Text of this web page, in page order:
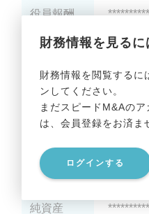
財務情報を見るに
財務情報を閲覧するに
ンしてください。
まだスピードM&Aの
は、会員登録をお済ま
ログインする
役員報酬
貸借対照表（B/S）
総資産
有利子負債
純資産